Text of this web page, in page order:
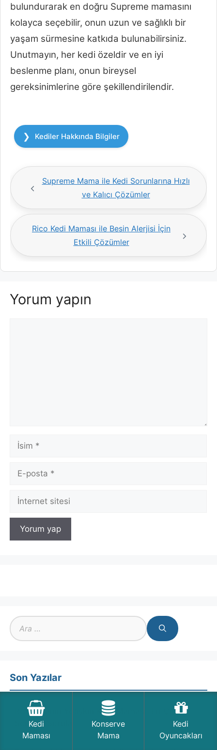
bulundurarak en doğru Supreme mamasını
kolayca seçebilir, onun uzun ve sağlıklı bir
yaşam sürmesine katkıda bulunabilirsiniz.
Unutmayın, her kedi özeldir ve en iyi
beslenme planı, onun bireysel
gereksinimlerine göre şekillendirilendir.
Kategoriler
Kediler Hakkında Bilgiler
Supreme Mama ile Kedi Sorunlarına Hızlı
ve Kalıcı Çözümler
Rico Kedi Maması ile Besin Alerjisi İçin
Etkili Çözümler
Yorum yapın
İsim
posta
İnternet
sitesi
için
ara
Son Yazılar
Royal Canin Yetişkin Kedi Maması: En Çok
Sorulan Sorular
Kedi
Maması
Konserve
Mama
Kedi
Oyuncakları